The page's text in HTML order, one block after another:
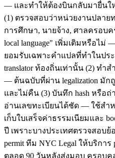
— และทำให้ต้องบินกลับมายื่น
(1) ตรวจสอบว่าหน่วยงานปลาย
การศึกษา, นายจ้าง, ศาลครอบค
local language" เพิ่มเติมหรือไ
ยอมรับเฉพาะคำแปลที่ทำในประ
translator ท้องถิ่นเท่านั้น (2) ทำ
— ต้นฉบับที่ผ่าน legalization มัก
และไม่คืน (3) บันทึก hash หรือถ่
อ่านเลขทะเบียนได้ชัด — ใช้สำ
เก็บใบเสร็จค่าธรรมเนียมและ
ปี เพราะบางประเทศตรวจสอบ
permit ทีม NYC Legal ให้บริการ
ตลอด 90 วันหลังส่งมอบ ครอบ